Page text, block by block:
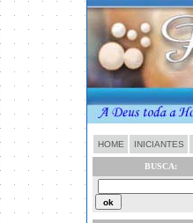
HOME INICIANTES
BUSCA: